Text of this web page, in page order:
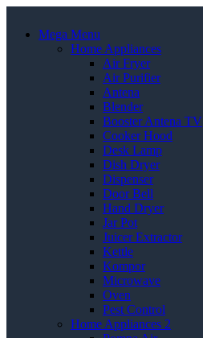
Mega Menu
Home Appliances
Air Fryer
Air Purifier
Antena
Blender
Booster Antena TV
Cooker Hood
Desk Lamp
Dish Dryer
Dispenser
Door Bell
Hand Dryer
Jar Pot
Juicer Extractor
Kettle
Kompor
Microwave
Oven
Pest Control
Home Appliances 2